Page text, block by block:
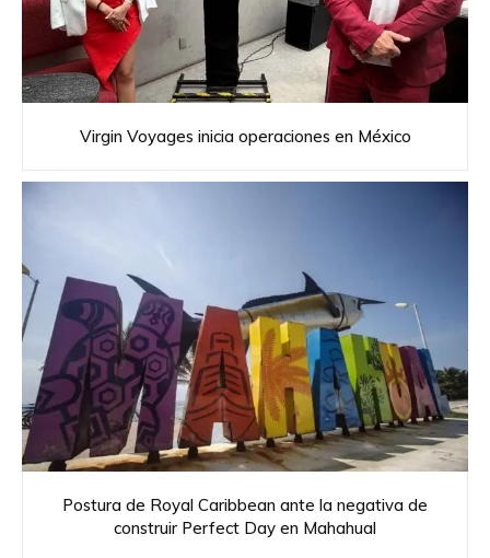
Virgin Voyages inicia operaciones en México
Postura de Royal Caribbean ante la negativa de
construir Perfect Day en Mahahual